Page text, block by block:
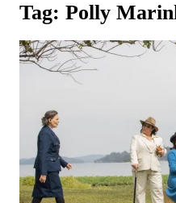
Tag: Polly